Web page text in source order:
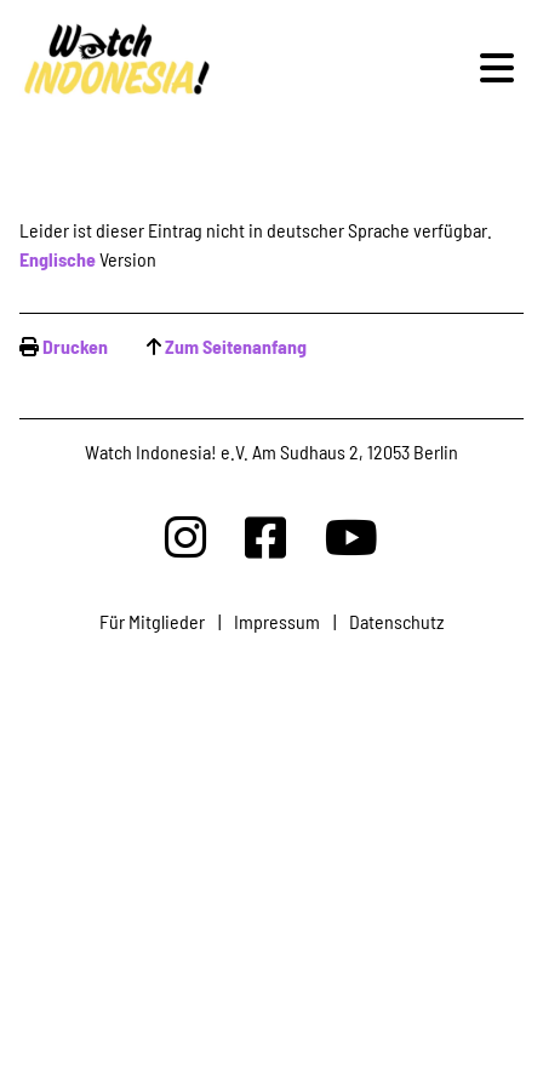
Schwerpunkte
Veranstaltungen
Publikationen
Projekte
Leider ist dieser Eintrag nicht in deutscher Sprache verfügbar.
EnglischeVersion
Drucken Zum Seitenanfang
Watch Indonesia! e.V. Am Sudhaus 2, 12053 Berlin
Für Mitglieder | Impressum | Datenschutz